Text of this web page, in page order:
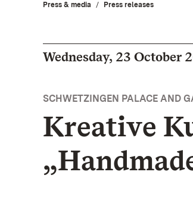
Press & media Press releases
Wednesday, 23 October
SCHWETZINGEN PALACE AND
Kreative